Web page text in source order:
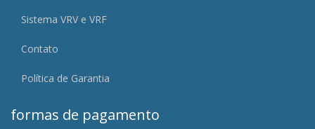
Sistema VRV e VRF
Contato
Política de Garantia
formas de pagamento